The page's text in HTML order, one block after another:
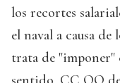
los recortes
el naval a causa de
trata de "imponer"